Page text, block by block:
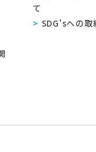
て
SDG'sへの取